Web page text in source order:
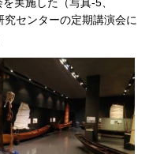
センターの定期講演会に